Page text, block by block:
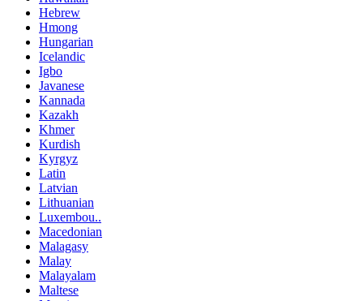
Hebrew
Hmong
Hungarian
Icelandic
Igbo
Javanese
Kannada
Kazakh
Khmer
Kurdish
Kyrgyz
Latin
Latvian
Lithuanian
Luxembou..
Macedonian
Malagasy
Malay
Malayalam
Maltese